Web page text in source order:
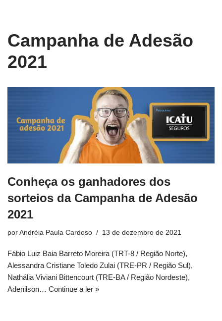
para
conteúdo
Campanha de Adesão
2021
Conheça os ganhadores dos
sorteios da Campanha de Adesão
2021
por Andréia Paula Cardoso 13 de dezembro de 2021
Fábio Luiz Baia Barreto Moreira (TRT-8 / Região Norte),
Alessandra Cristiane Toledo Zulai (TRE-PR / Região Sul),
Nathália Viviani Bittencourt (TRE-BA / Região Nordeste),
Adenilson… Continue a ler »